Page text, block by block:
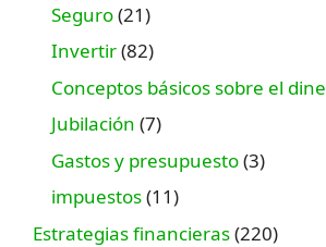
Seguro(21)
Invertir(82)
Conceptos básicos sobre el
Jubilación (7)
Gastos y presupuesto(3)
impuestos(11)
Estrategias financieras(220)